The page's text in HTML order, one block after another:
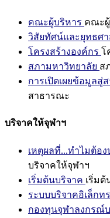
คณะผู้บริหาร คณะ
วิสัยทัศน์และยุทธศา
โครงสร้างองค์กร โ
สภามหาวิทยาลัย ส
การเปิดเผยข้อมูลสู่
สาธารณะ
บริจาคให้จุฬาฯ
เหตุผลที่...ทำไมต้อ
บริจาคให้จุฬาฯ
เริ่มต้นบริจาค เริ่มต้
ระบบบริจาคอิเล็กท
กองทุนจุฬาลงกรณ์